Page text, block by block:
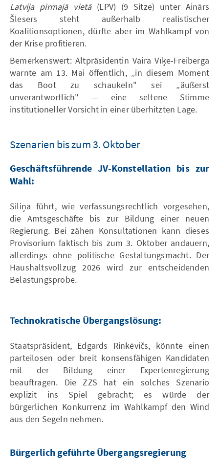
Latvija pirmajā vietā(LPV) (9 Sitze) unter Ainārs
Šlesers steht außerhalb realistischer
Koalitionsoptionen, dürfte aber im Wahlkampf von
der Krise profitieren.
Bemerkenswert: Altpräsidentin Vaira Vīķe-Freiberga
warnte am 13. Mai öffentlich, „in diesem Moment
das Boot zu schaukeln" sei „äußerst
unverantwortlich" — eine seltene Stimme
institutioneller Vorsicht in einer überhitzten Lage.
Szenarien bis zum 3. Oktober
Geschäftsführende JV-Konstellation bis zur
Wahl:
Siliņa führt, wie verfassungsrechtlich vorgesehen,
die Amtsgeschäfte bis zur Bildung einer neuen
Regierung. Bei zähen Konsultationen kann dieses
Provisorium faktisch bis zum 3. Oktober andauern,
allerdings ohne politische Gestaltungsmacht. Der
Haushaltsvollzug 2026 wird zur entscheidenden
Belastungsprobe.
Technokratische Übergangslösung:
Staatspräsident, Edgards Rinkēvičs, könnte einen
parteilosen oder breit konsensfähigen Kandidaten
mit der Bildung einer Expertenregierung
beauftragen. Die ZZS hat ein solches Szenario
explizit ins Spiel gebracht; es würde der
bürgerlichen Konkurrenz im Wahlkampf den Wind
aus den Segeln nehmen.
Bürgerlich geführte Übergangsregierung